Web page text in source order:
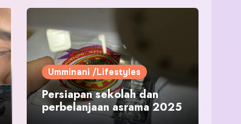
Umminani /Lifestyles
Persiapan sekolah dan
perbelanjaan asrama 2025